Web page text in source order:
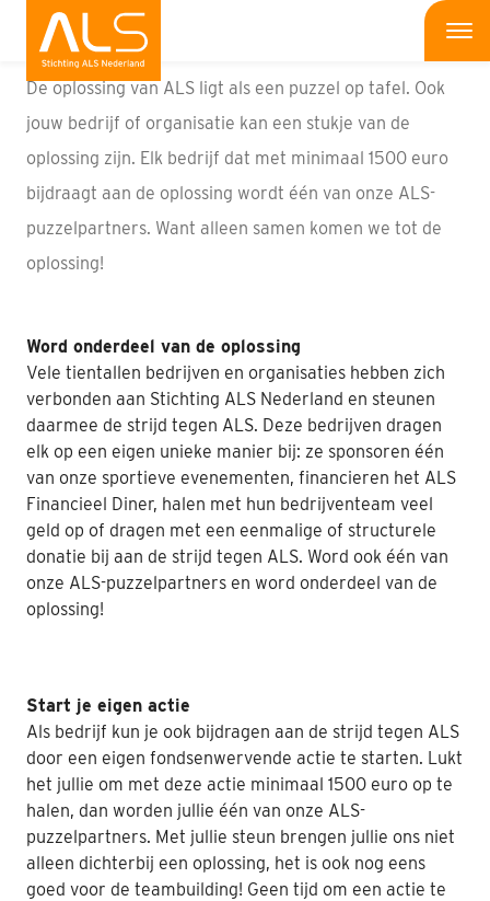
Wat is ALS
Wat kun jij doen
Bedrijven
Onderzoek
Patiënten
Nieuws
Interviews
Nabestaanden
Webshop
Contact
Home
De oplossing van ALS ligt als een puzzel op tafel. Ook
jouw bedrijf of organisatie kan een stukje van de
oplossing zijn. Elk bedrijf dat met minimaal 1500 euro
bijdraagt aan de oplossing wordt één van onze ALS-
puzzelpartners. Want alleen samen komen we tot de
oplossing!
Word onderdeel van de oplossing
Vele tientallen bedrijven en organisaties hebben zich
verbonden aan Stichting ALS Nederland en steunen
daarmee de strijd tegen ALS. Deze bedrijven dragen
elk op een eigen unieke manier bij: ze sponsoren één
van onze sportieve evenementen, financieren het ALS
Financieel Diner, halen met hun bedrijventeam veel
geld op of dragen met een eenmalige of structurele
donatie bij aan de strijd tegen ALS. Word ook één van
onze ALS-puzzelpartners en word onderdeel van de
oplossing!
Start je eigen actie
Als bedrijf kun je ook bijdragen aan de strijd tegen ALS
door een eigen fondsenwervende actie te starten. Lukt
het jullie om met deze actie minimaal 1500 euro op te
halen, dan worden jullie één van onze ALS-
puzzelpartners. Met jullie steun brengen jullie ons niet
alleen dichterbij een oplossing, het is ook nog eens
goed voor de teambuilding! Geen tijd om een actie te